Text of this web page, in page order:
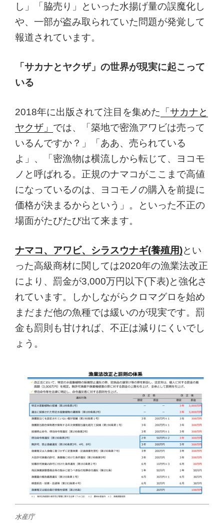
し」「脇売り」といった水揚げ量の誤魔化し
や、一部が盗み取られていた問題が発覚して
報道されています。
「サカナとヤクザ」の世界が現実に起こって
いる
2018年に出版されて注目を集めた 「サカナと
ヤクザ」 では、「築地で密漁アワビは売って
いるんですか？」「ああ、売られている
よ」、「密漁物は横流しから転じて、ヨコモ
ノと呼ばれる。正規のナマコがここまで高値
になっているのは、ヨコモノの購入を前提に
価格が決まるからという」。といった不正の
場面がたびたび出て来ます。
ナマコ、アワビ、シラスウナギ(養殖用)とい
った高級商材に関しては2020年の漁業法改正
により、罰金が3,000万円以下(下表)と強化さ
れています。しかしながらクロマグロを始め
まだまだ他の魚種では緩いのが現実です。罰
金も罰則も甘ければ、不正は減りにくいでし
ょう。
水産庁